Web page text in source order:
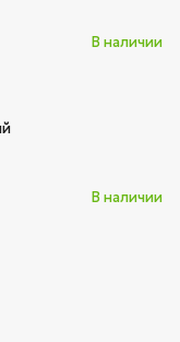
В наличии
В наличии